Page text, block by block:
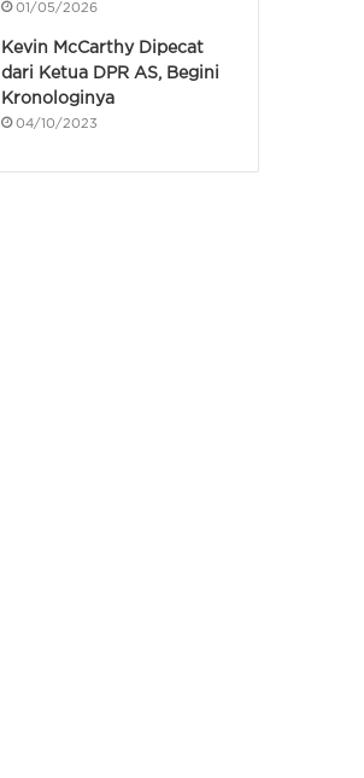
01/05/2026
Kevin McCarthy Dipecat
dari Ketua DPR AS, Begini
Kronologinya
04/10/2023